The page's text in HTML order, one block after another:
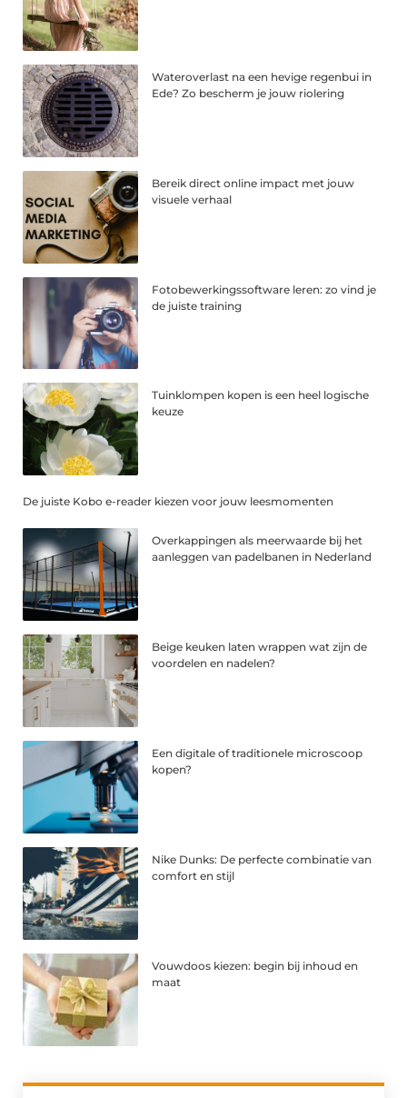
Wateroverlast na een hevige regenbui in
Ede? Zo bescherm je jouw riolering
Bereik direct online impact met jouw
visuele verhaal
Fotobewerkingssoftware leren: zo vind je
de juiste training
Tuinklompen kopen is een heel logische
keuze
De juiste Kobo e-reader kiezen voor jouw leesmomenten
Overkappingen als meerwaarde bij het
aanleggen van padelbanen in Nederland
Beige keuken laten wrappen wat zijn de
voordelen en nadelen?
Een digitale of traditionele microscoop
kopen?
Nike Dunks: De perfecte combinatie van
comfort en stijl
Vouwdoos kiezen: begin bij inhoud en
maat